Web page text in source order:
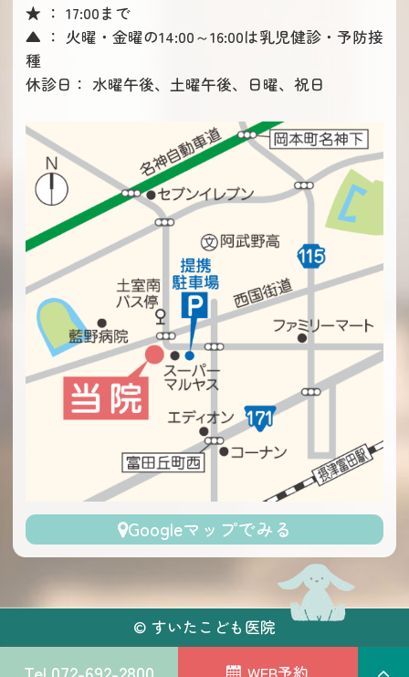
★ ： 17:00まで
▲ ： 火曜・金曜の14:00～16:00は乳児健診・予防接
種
休診日： 水曜午後、土曜午後、日曜、祝日
Googleマップでみる
WEB予約 PAGE
© すいたこども医院